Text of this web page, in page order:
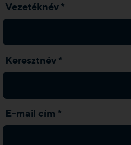
Vezetéknév *
Keresztnév *
E-mail cím *